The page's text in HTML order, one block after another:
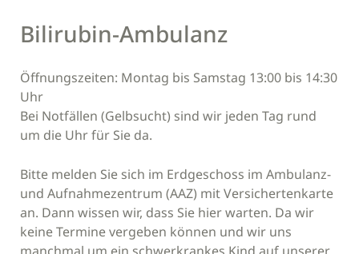
Bilirubin-Ambulanz
Öffnungszeiten: Montag bis Samstag 13:00 bis 14:30
Uhr
Bei Notfällen (Gelbsucht) sind wir jeden Tag rund
um die Uhr für Sie da.
Bitte melden Sie sich im Erdgeschoss im Ambulanz-
und Aufnahmezentrum (AAZ) mit Versichertenkarte
an. Dann wissen wir, dass Sie hier warten. Da wir
keine Termine vergeben können und wir uns